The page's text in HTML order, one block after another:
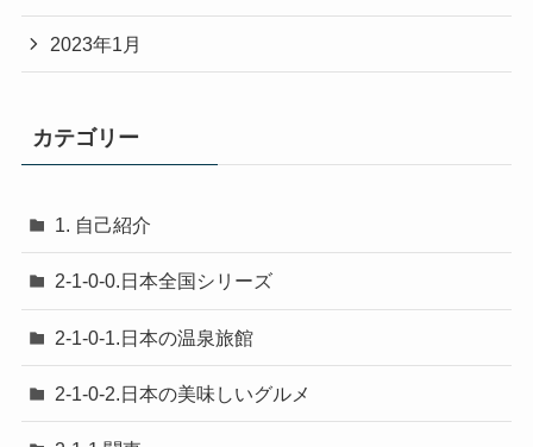
2023年1月
カテゴリー
1. 自己紹介
2-1-0-0.日本全国シリーズ
2-1-0-1.日本の温泉旅館
2-1-0-2.日本の美味しいグルメ